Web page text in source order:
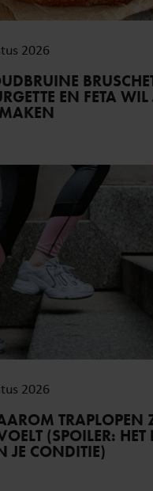
2026
EN FETA WIL
2026
TRAPLOPEN
(SPOILER: HET
JE CONDITIE)